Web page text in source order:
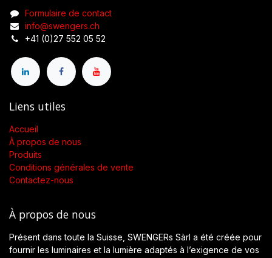
Formulaire de contact
info@swengers.ch
+41 (0)27 552 05 52
Liens utiles
Accueil
À propos de nous
Produits
Conditions générales de vente
Contactez-nous
À propos de nous
Présent dans toute la Suisse, SWENGERs Sàrl a été créée pour
fournir les luminaires et la lumière adaptés à l’exigence de vos